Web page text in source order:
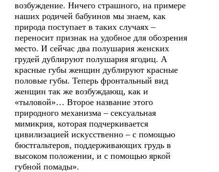
возбуждение. Ничего страшного, на примере
наших родичей бабуинов мы знаем, как
природа поступает в таких случаях –
переносит признак на удобное для обозрения
место. И сейчас два полушария женских
грудей дублируют полушария ягодиц. А
красные губы женщин дублируют красные
половые губы. Теперь фронтальный вид
женщин так же возбуждающ, как и
«тыловой»… Второе название этого
природного механизма – сексуальная
мимикрия, которая подчеркивается
цивилизацией искусственно – с помощью
бюстгальтеров, поддерживающих грудь в
высоком положении, и с помощью яркой
губной помады».